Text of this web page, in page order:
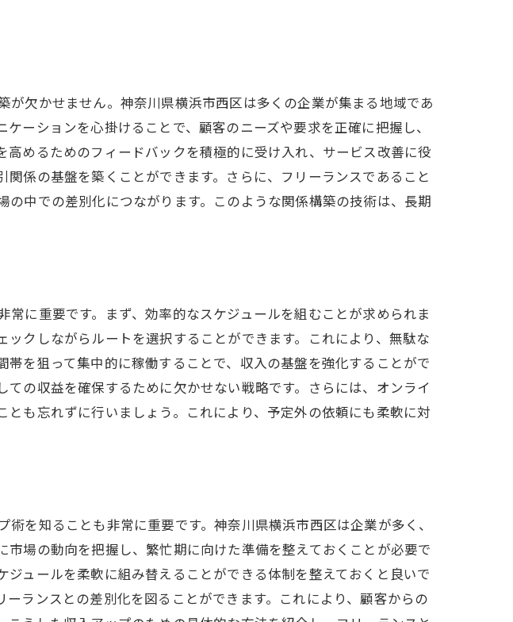
欠かせません。神奈川県横浜市西区は多くの企業が集まる地域であ
ーションを心掛けることで、顧客のニーズや要求を正確に把握し、
めるためのフィードバックを積極的に受け入れ、サービス改善に役
係の基盤を築くことができます。さらに、フリーランスであること
中での差別化につながります。このような関係構築の技術は、長期
に重要です。まず、効率的なスケジュールを組むことが求められま
クしながらルートを選択することができます。これにより、無駄な
を狙って集中的に稼働することで、収入の基盤を強化することがで
の収益を確保するために欠かせない戦略です。さらには、オンライ
も忘れずに行いましょう。これにより、予定外の依頼にも柔軟に対
を知ることも非常に重要です。神奈川県横浜市西区は企業が多く、
場の動向を把握し、繁忙期に向けた準備を整えておくことが必要で
ュールを柔軟に組み替えることができる体制を整えておくと良いで
ランスとの差別化を図ることができます。これにより、顧客からの